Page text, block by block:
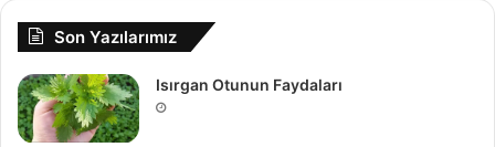
Son Yazılarımız
Isırgan Otunun Faydaları